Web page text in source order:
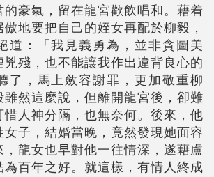
豪氣，留在龍宮歡飲唱和。藉着
地要把自己的姪女再配於柳毅，
道：「我見義勇為，並非貪圖美
殘，也不能讓我作出違背良心的
了，馬上斂容謝罪，更加敬重柳
然這麼說，但離開龍宮後，卻難
惜人神分隔，也無奈何。後來，他
子，結婚當晚，竟然發現她面容
龍女也早對他一往情深，遂藉盧
為百年之好。就這樣，有情人終成